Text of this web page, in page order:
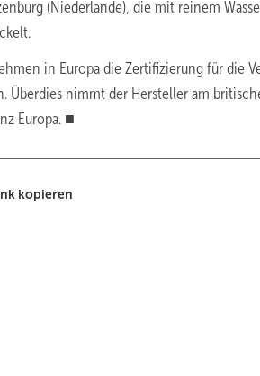
(Niederlande), die mit reinem
in Europa die Zertifizierung für die
Überdies nimmt der Hersteller am
Europa. ■
kopieren